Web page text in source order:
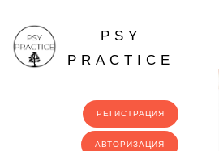
PSY
PRACTICE
РЕГИСТРАЦИЯ
АВТОРИЗАЦИЯ